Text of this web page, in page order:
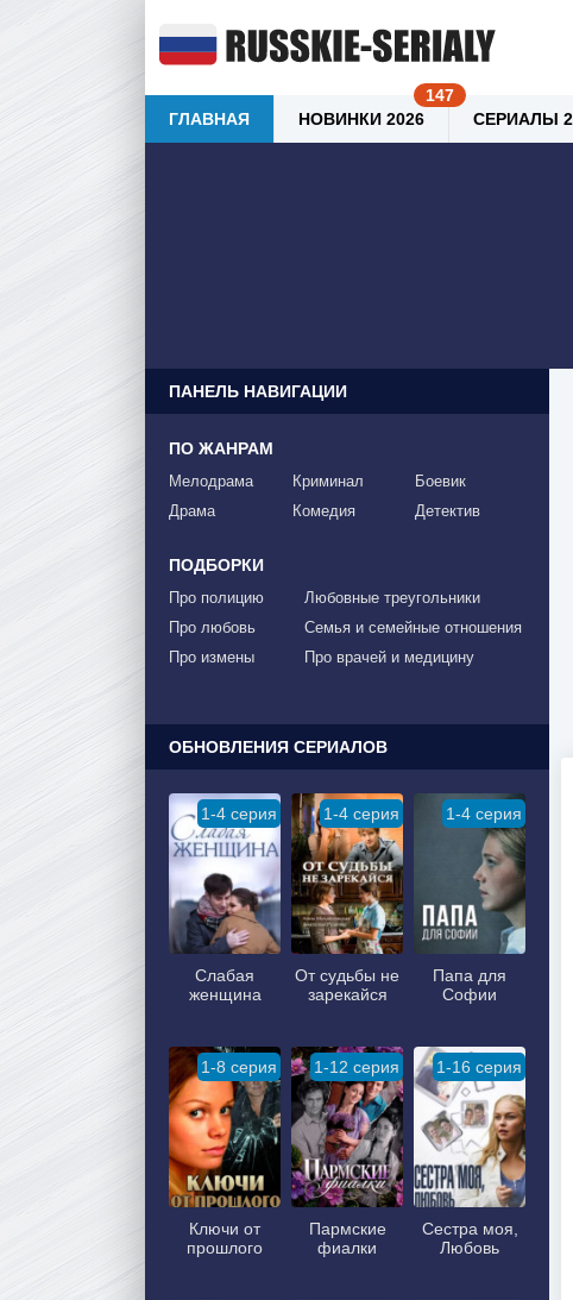
ПАНЕЛЬ НАВИГАЦИИ
ПО ЖАНРАМ
Мелодрама
Драма
Криминал
Комедия
Боевик
Детектив
ПОДБОРКИ
Про полицию
Про любовь
Про измены
Любовные треугольники
Семья и семейные отношения
Про врачей и медицину
ОБНОВЛЕНИЯ СЕРИАЛОВ
1-4 серия
Слабая
женщина
1-4 серия
От судьбы не
зарекайся
1-4 серия
Папа для
Софии
1-8 серия
Ключи от
прошлого
1-12 серия
Пармские
фиалки
1-16 серия
Сестра моя,
Любовь
ГЛАВНАЯ НОВИНКИ 2026 СЕРИАЛЫ